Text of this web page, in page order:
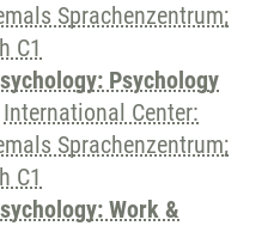
Sprachenzentrum;
C1
Psychology
International Center:
Sprachenzentrum;
C1
Work &